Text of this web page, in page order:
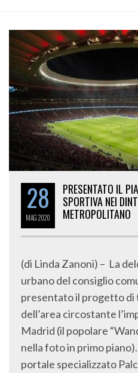
28
MAG2020
PRESENTATO IL
SPORTIVA NEI
METROPOLITANO
(di Linda Zanoni) – La
urbano del consiglio
presentato il progetto di
dell’area circostante
Madrid (il popolare
nella foto in primo
portale specializzato